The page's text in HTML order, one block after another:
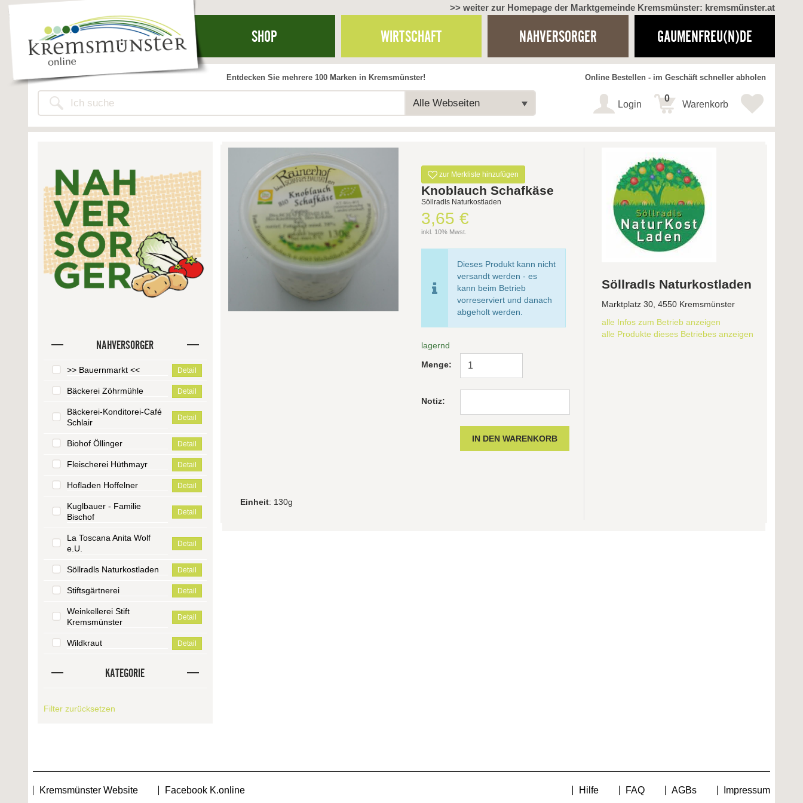
>> weiter zur Homepage der Marktgemeinde Kremsmünster: kremsmünster.at
SHOP WIRTSCHAFT NAHVERSORGER GAUMENFREU(N)DE
Alle Webseiten
Entdecken Sie mehrere 100 Marken in Kremsmünster! Online Bestellen - im Geschäft schneller abholen
Login Warenkorb
0
NAHVERSORGER
>> Bauernmarkt << Detail
Bäckerei Zöhrmühle Detail
Bäckerei-Konditorei-Café
Schlair
Detail
Biohof Öllinger Detail
Fleischerei Hüthmayr Detail
Hofladen Hoffelner Detail
Kuglbauer - Familie
Bischof
Detail
La Toscana Anita Wolf
e.U.
Detail
Söllradls Naturkostladen Detail
Stiftsgärtnerei Detail
Weinkellerei Stift
Kremsmünster
Detail
Wildkraut Detail
KATEGORIE
Filter zurücksetzen
zur Merkliste hinzufügen
Knoblauch Schafkäse
Söllradls Naturkostladen
3,65 €
inkl. 10% Mwst.
Dieses Produkt kann nicht
versandt werden - es
kann beim Betrieb
vorreserviert und danach
abgeholt werden.
lagernd
Menge:
Notiz:
Einheit: 130g
Söllradls Naturkostladen
Marktplatz 30, 4550 Kremsmünster
alle Infos zum Betrieb anzeigen
alle Produkte dieses Betriebes anzeigen
Kremsmünster Website Facebook K.online Hilfe FAQ AGBs Impressum